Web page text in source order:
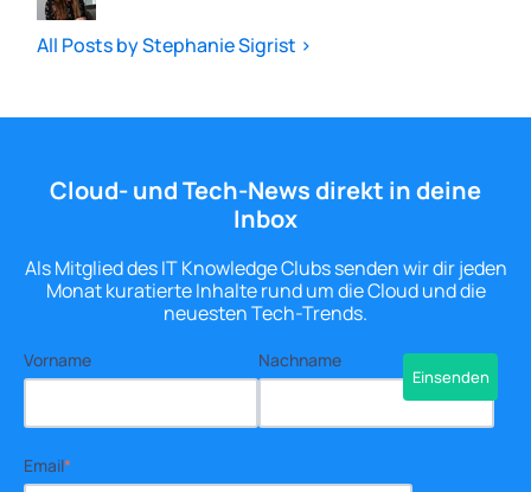
All Posts by Stephanie Sigrist >
Cloud- und Tech-News direkt in deine
Inbox
Als Mitglied des IT Knowledge Clubs senden wir dir jeden
Monat kuratierte Inhalte rund um die Cloud und die
neuesten Tech-Trends.
Vorname Nachname
Email*